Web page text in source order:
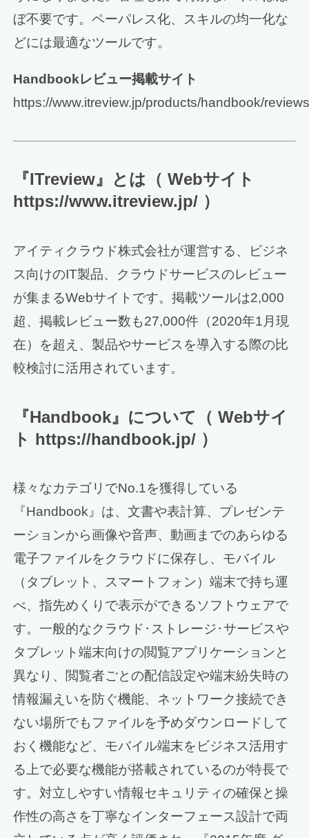
ぼ不要です。ペーパレス化、スキルの均一化な
どには最適なツールです。
Handbookレビュー掲載サイト
https://www.itreview.jp/products/handbook/
『ITreview』とは（ Webサイト
https://www.itreview.jp/ ）
アイティクラウド株式会社が運営する、ビジネ
ス向けのIT製品、クラウドサービスのレビュー
が集まるWebサイトです。掲載ツールは2,000
超、掲載レビュー数も27,000件（2020年1月現
在）を超え、製品やサービスを導入する際の比
較検討に活用されています。
『Handbook』について（ Webサイ
ト https://handbook.jp/ ）
様々なカテゴリでNo.1を獲得している
『Handbook』は、文書や表計算、プレゼンテ
ーションから画像や音声、動画までのあらゆる
電子ファイルをクラウドに保存し、モバイル
（タブレット、スマートフォン）端末で持ち運
べ、指先めくりで表示ができるソフトウェアで
す。一般的なクラウド･ストレージ･サービスや
タブレット端末向けの閲覧アプリケーションと
異なり、閲覧者ごとの配信設定や端末紛失時の
情報漏えいを防ぐ機能、ネットワーク接続でき
ない場所でもファイルを予めダウンロードして
おく機能など、モバイル端末をビジネス活用す
る上で必要な機能が搭載されているのが特長で
す。対立しやすい情報セキュリティの確保と操
作性の高さを丁寧なインターフェース設計で両